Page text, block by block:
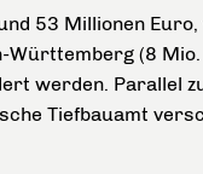
53 Millionen Euro,
Württemberg (8
werden. Parallel
Tiefbauamt